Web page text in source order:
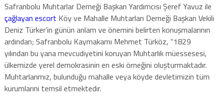
Safranbolu Muhtarlar Derneği Başkan Yardımcısı Şeref Yavuz ile
çağlayan escort Köy ve Mahalle Muhtarları Derneği Başkan Vekili
Deniz Türker’in günün anlam ve önemini belirten konuşmalarının
ardından; Safranbolu Kaymakamı Mehmet Türköz, “1829
yılından bu yana mevcudiyetini koruyan Muhtarlık müessesesi,
ülkemizde yerel demokrasinin en eski örneğini oluşturmaktadır.
Muhtarlarımız, bulunduğu mahalle veya köyde devletimizin tüm
kurumlarını temsil etmektedir.